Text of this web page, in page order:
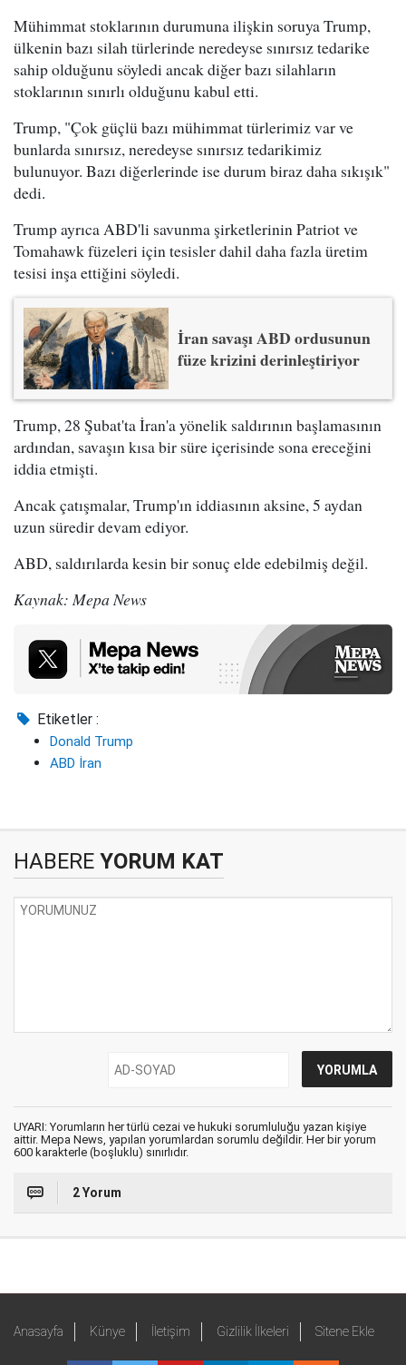
Mühimmat stoklarının durumuna ilişkin soruya Trump,
ülkenin bazı silah türlerinde neredeyse sınırsız tedarike
sahip olduğunu söyledi ancak diğer bazı silahların
stoklarının sınırlı olduğunu kabul etti.
Trump, "Çok güçlü bazı mühimmat türlerimiz var ve
bunlarda sınırsız, neredeyse sınırsız tedarikimiz
bulunuyor. Bazı diğerlerinde ise durum biraz daha sıkışık"
dedi.
Trump ayrıca ABD'li savunma şirketlerinin Patriot ve
Tomahawk füzeleri için tesisler dahil daha fazla üretim
tesisi inşa ettiğini söyledi.
İran savaşı ABD ordusunun
füze krizini derinleştiriyor
Trump, 28 Şubat'ta İran'a yönelik saldırının başlamasının
ardından, savaşın kısa bir süre içerisinde sona ereceğini
iddia etmişti.
Ancak çatışmalar, Trump'ın iddiasının aksine, 5 aydan
uzun süredir devam ediyor.
ABD, saldırılarda kesin bir sonuç elde edebilmiş değil.
Kaynak: Mepa News
Etiketler :
Donald Trump
ABD İran
HABERE YORUM KAT
UYARI: Yorumların her türlü cezai ve hukuki sorumluluğu yazan kişiye
aittir. Mepa News, yapılan yorumlardan sorumlu değildir. Her bir yorum
600 karakterle (boşluklu) sınırlıdır.
2 Yorum
Anasayfa Künye İletişim Gizlilik İlkeleri Sitene Ekle